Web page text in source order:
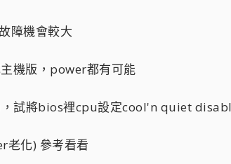
障機會較大
機版，power都有可能
試將bios裡cpu設定cool'n quiet
老化) 參考看看